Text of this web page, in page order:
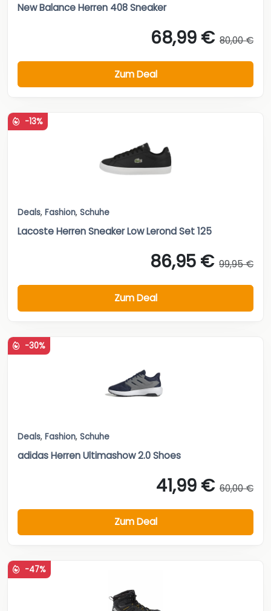
New Balance Herren 408 Sneaker
68,99 € 80,00 €
Zum Deal
-13%
Deals, Fashion, Schuhe
Lacoste Herren Sneaker Low Lerond Set 125
86,95 € 99,95 €
Zum Deal
-30%
Deals, Fashion, Schuhe
adidas Herren Ultimashow 2.0 Shoes
41,99 € 60,00 €
Zum Deal
-47%